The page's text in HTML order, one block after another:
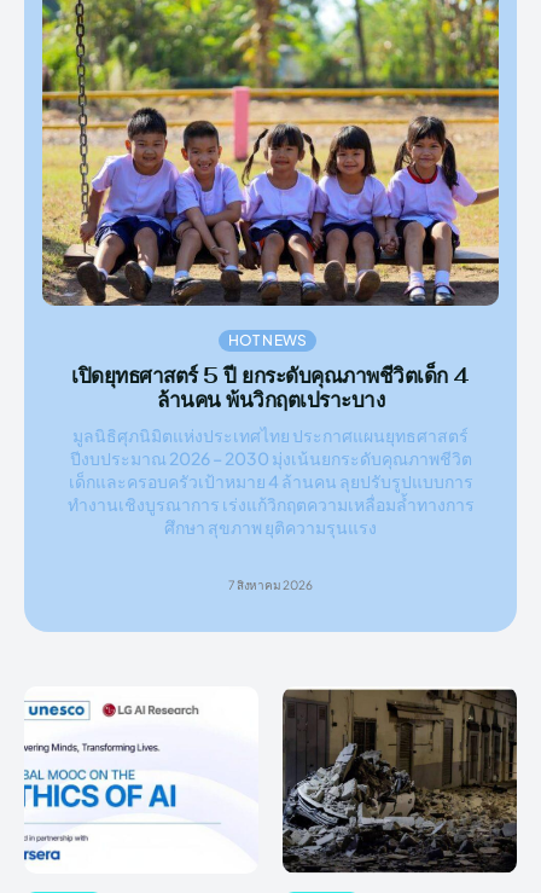
HOT NEWS
เปิดยุทธศาสตร์ 5 ปี ยกระดับคุณภาพชีวิตเด็ก 4
ล้านคน พ้นวิกฤตเปราะบาง
มูลนิธิศุภนิมิตแห่งประเทศไทย ประกาศแผนยุทธศาสตร์
ปีงบประมาณ 2026 – 2030 มุ่งเน้นยกระดับคุณภาพชีวิต
เด็กและครอบครัวเป้าหมาย 4 ล้านคน ลุยปรับรูปแบบการ
ทำงานเชิงบูรณาการ เร่งแก้วิกฤตความเหลื่อมล้ำทางการ
ศึกษา สุขภาพ ยุติความรุนแรง
7 สิงหาคม 2026